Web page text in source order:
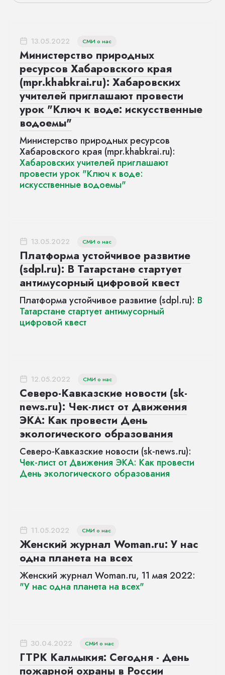
13.05.2022 СМИ о нас
Министерство природных
ресурсов Хабаровского края
(mpr.khabkrai.ru): Хабаровских
учителей приглашают провести
урок "Ключ к воде: искусственные
водоемы"
Министерство природных ресурсов
Хабаровского края (mpr.khabkrai.ru):
Хабаровских учителей приглашают
провести урок "Ключ к воде:
искусственные водоемы"
13.05.2022 СМИ о нас
Платформа устойчивое развитие
(sdpl.ru): В Татарстане стартует
антимусорный цифровой квест
Платформа устойчивое развитие (sdpl.ru): В
Татарстане стартует антимусорный
цифровой квест
12.05.2022 СМИ о нас
Северо-Кавказские новости (sk-
news.ru): Чек-лист от Движения
ЭКА: Как провести День
экологического образования
Северо-Кавказские новости (sk-news.ru):
Чек-лист от Движения ЭКА: Как провести
День экологического образования
11.05.2022 СМИ о нас
Женский журнал Woman.ru: У нас
одна планета на всех
Женский журнал Woman.ru, 11 мая 2022:
"У нас одна планета на всех"
30.04.2022 СМИ о нас
ГТРК Калмыкия: Сегодня - День
пожарной охраны в России